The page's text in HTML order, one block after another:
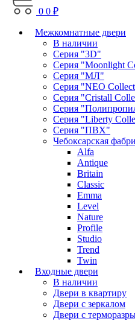
0 0 ₽
Межкомнатные двери
В наличии
Серия "3D"
Серия "Moonlight
Серия "МЛ"
Серия "NEO
Серия "Cristall
Серия
Серия "Liberty
Серия "ПВХ"
Чебоксарская
Alfa
Antique
Britain
Classic
Emma
Level
Nature
Profile
Studio
Trend
Twin
Входные двери
В наличии
Двери в квартиру
Двери с зеркалом
Двери с